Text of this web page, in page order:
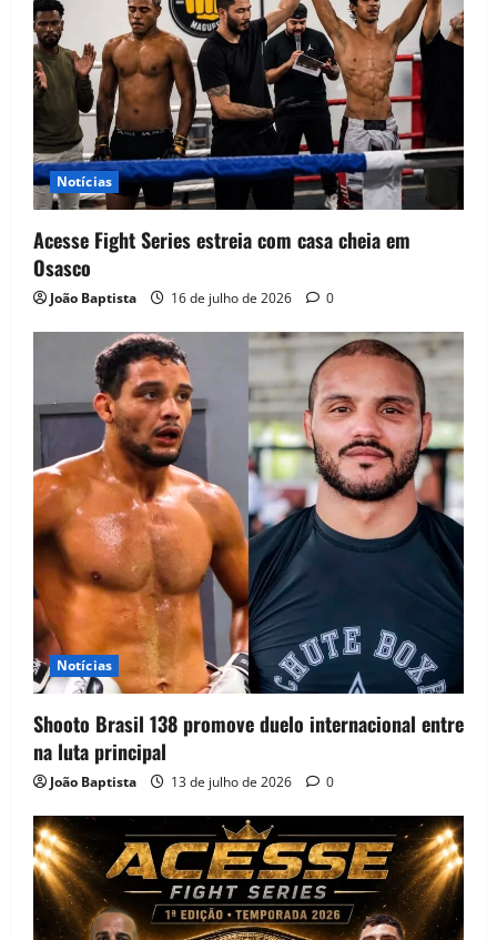
Notícias
Acesse Fight Series estreia com casa cheia em
Osasco
João Baptista 16 de julho de 2026 0
Notícias
Shooto Brasil 138 promove duelo internacional entre
na luta principal
João Baptista 13 de julho de 2026 0